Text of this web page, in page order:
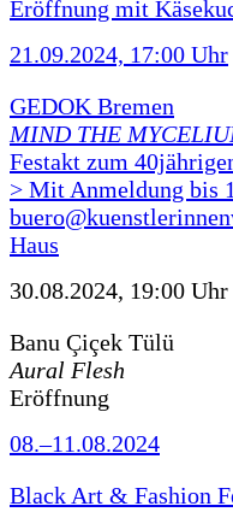
Eröffnung mit
21.09.2024, 17:00 Uhr
GEDOK Bremen
MIND THE
Festakt zum
> Mit Anmeldung bis
Haus
30.08.2024, 19:00 Uhr
Banu Çiçek Tülü
Aural Flesh
Eröffnung
08.–11.08.2024
Black Art & Fashion